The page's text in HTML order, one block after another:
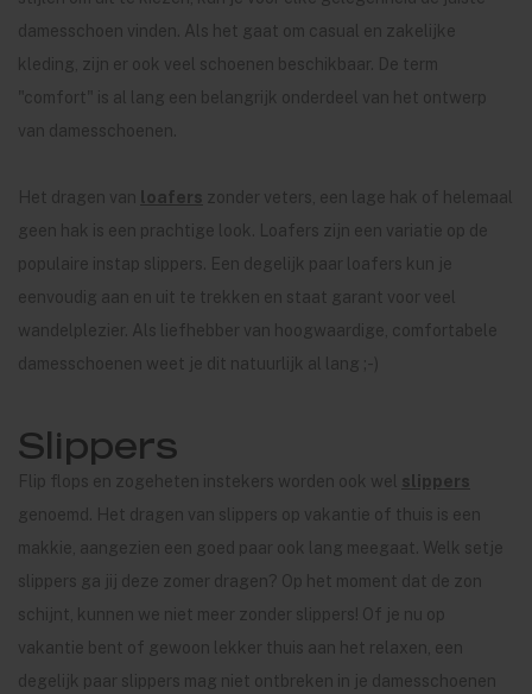
damesschoen vinden. Als het gaat om casual en zakelijke
kleding, zijn er ook veel schoenen beschikbaar. De term
"comfort" is al lang een belangrijk onderdeel van het ontwerp
van damesschoenen.
Het dragen van loafers zonder veters, een lage hak of helemaal
geen hak is een prachtige look. Loafers zijn een variatie op de
populaire instap slippers. Een degelijk paar loafers kun je
eenvoudig aan en uit te trekken en staat garant voor veel
wandelplezier. Als liefhebber van hoogwaardige, comfortabele
damesschoenen weet je dit natuurlijk al lang ;-)
Slippers
Flip flops en zogeheten instekers worden ook wel
slippers
genoemd. Het dragen van slippers op vakantie of thuis is een
makkie, aangezien een goed paar ook lang meegaat. Welk setje
slippers ga jij deze zomer dragen? Op het moment dat de zon
schijnt, kunnen we niet meer zonder slippers! Of je nu op
vakantie bent of gewoon lekker thuis aan het relaxen, een
degelijk paar slippers mag niet ontbreken in je damesschoenen